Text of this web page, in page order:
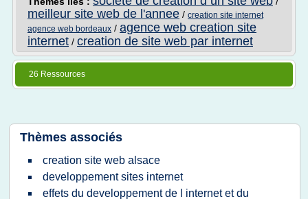
meilleur site web de l'annee / creation site internet
agence web bordeaux / agence web creation site
internet / creation de site web par internet
26 Ressources
Thèmes associés
creation site web alsace
developpement sites internet
effets du developpement de l internet et du